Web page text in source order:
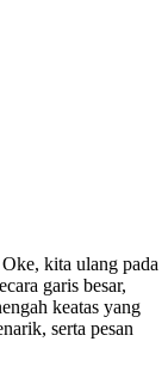
kita ulang pada
garis besar,
keatas yang
serta pesan